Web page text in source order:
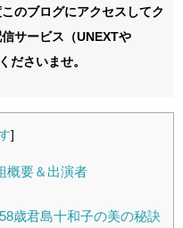
のブログにアクセスしてク
サービス（UNEXTや
ださいませ。
]
概要＆出演者
歳君島十和子の美の秘訣